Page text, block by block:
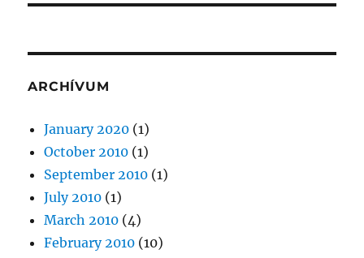
ARCHÍVUM
January 2020 (1)
October 2010 (1)
September 2010 (1)
July 2010 (1)
March 2010 (4)
February 2010 (10)